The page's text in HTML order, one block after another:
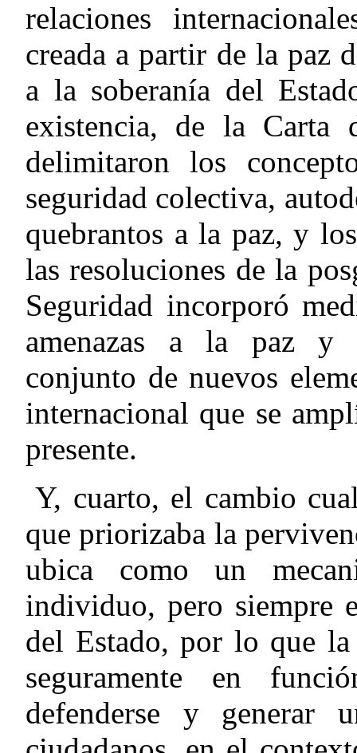
relaciones
creada a partir de la paz
a la soberanía del
existencia, de la Carta
delimitaron los
seguridad colectiva,
quebrantos a la paz, y
las resoluciones de la
Seguridad incorporó
amenazas a la paz y
conjunto de nuevos
internacional que se
presente.
Y, cuarto, el cambio
que priorizaba la
ubica como un
individuo, pero siempre
del Estado, por lo que la
seguramente en
defenderse y generar